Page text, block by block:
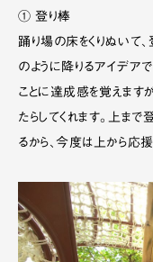
① 登り棒
踊り場の床をくりぬいて
のように降りるアイデア
ことに達成感を覚えます
たらしてくれます。上ま
るから、今度は上から応援